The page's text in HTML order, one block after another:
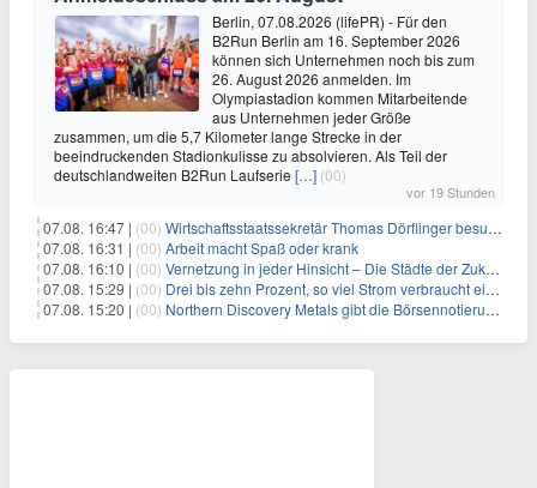
Berlin, 07.08.2026 (lifePR) - Für den
B2Run Berlin am 16. September 2026
können sich Unternehmen noch bis zum
26. August 2026 anmelden. Im
Olympiastadion kommen Mitarbeitende
aus Unternehmen jeder Größe
zusammen, um die 5,7 Kilometer lange Strecke in der
beeindruckenden Stadionkulisse zu absolvieren. Als Teil der
deutschlandweiten B2Run Laufserie […] (00)
vor 19 Stunden
07.08. 16:47 | (00) Wirtschaftsstaatssekretär Thomas Dörflinger besucht Handwerksbetrieb im Kammerbezirk Freiburg
07.08. 16:31 | (00) Arbeit macht Spaß oder krank
07.08. 16:10 | (00) Vernetzung in jeder Hinsicht – Die Städte der Zukunft sind grün-blau
07.08. 15:29 | (00) Drei bis zehn Prozent, so viel Strom verbraucht ein Aufzug im Gebäude
07.08. 15:20 | (00) Northern Discovery Metals gibt die Börsennotierung an der Frankfurter Wertpapierbörse bekannt